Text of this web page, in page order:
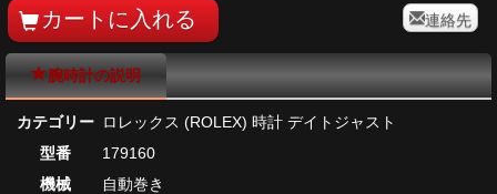
連絡先
腕時計の説明
カテゴリー ロレックス (ROLEX) 時計 デイトジャスト
型番
179160
機械
自動巻き